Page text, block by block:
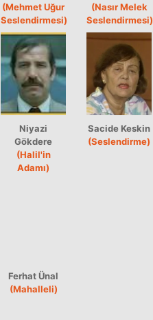
(Mehmet Uğur
Seslendirmesi)
(Nasır Melek
Seslendirmesi)
Niyazi
Gökdere
(Halil'in
Adamı)
Sacide Keskin
(Seslendirme)
Ferhat Ünal
(Mahalleli)